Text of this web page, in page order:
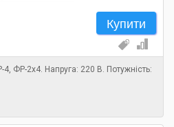
Купити
ФР-2х4. Напруга: 220 В. Потужність: